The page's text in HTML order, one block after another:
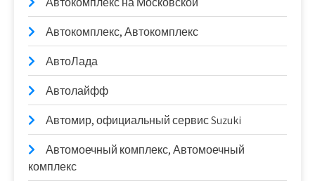
Автокомплекс, Автокомплекс
АвтоЛада
Автолайфф
Автомир, официальный сервис Suzuki
Автомоечный комплекс, Автомоечный
комплекс